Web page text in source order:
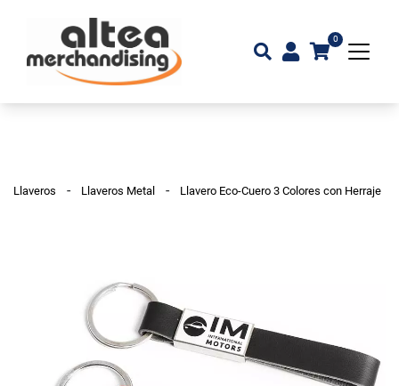
0
Llaveros - Llaveros Metal - Llavero Eco-Cuero 3 Colores con Herraje